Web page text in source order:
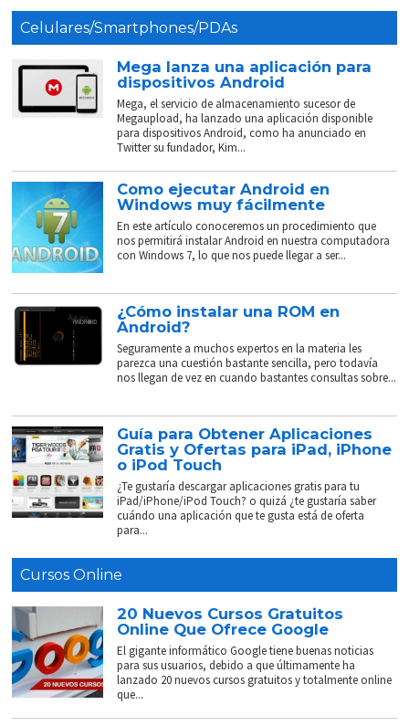
Celulares/Smartphones/PDAs
Mega lanza una aplicación para
dispositivos Android
Mega, el servicio de almacenamiento sucesor de
Megaupload, ha lanzado una aplicación disponible
para dispositivos Android, como ha anunciado en
Twitter su fundador, Kim...
Como ejecutar Android en
Windows muy fácilmente
En este artículo conoceremos un procedimiento que
nos permitirá instalar Android en nuestra computadora
con Windows 7, lo que nos puede llegar a ser...
¿Cómo instalar una ROM en
Android?
Seguramente a muchos expertos en la materia les
parezca una cuestión bastante sencilla, pero todavía
nos llegan de vez en cuando bastantes consultas sobre...
Guía para Obtener Aplicaciones
Gratis y Ofertas para iPad, iPhone
o iPod Touch
¿Te gustaría descargar aplicaciones gratis para tu
iPad/iPhone/iPod Touch? o quizá ¿te gustaría saber
cuándo una aplicación que te gusta está de oferta
para...
Cursos Online
20 Nuevos Cursos Gratuitos
Online Que Ofrece Google
El gigante informático Google tiene buenas noticias
para sus usuarios, debido a que últimamente ha
lanzado 20 nuevos cursos gratuitos y totalmente online
que...